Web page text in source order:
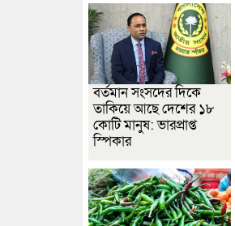
বর্তমান সংসদের দিকে
তাকিয়ে আছে দেশের ১৮
কোটি মানুষ: ভারপ্রাপ্ত
স্পিকার